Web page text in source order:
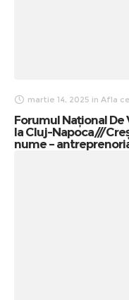
martie 14, 2025 in Afla
Forumul Național
la Cluj-Napoca///
nume –